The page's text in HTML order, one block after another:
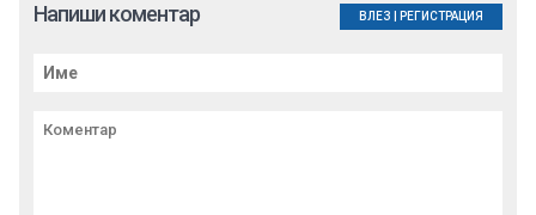
Напиши коментар ВЛЕЗ РЕГИСТРАЦИЯ